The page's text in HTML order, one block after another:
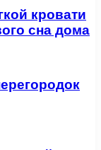
кровати
сна дома